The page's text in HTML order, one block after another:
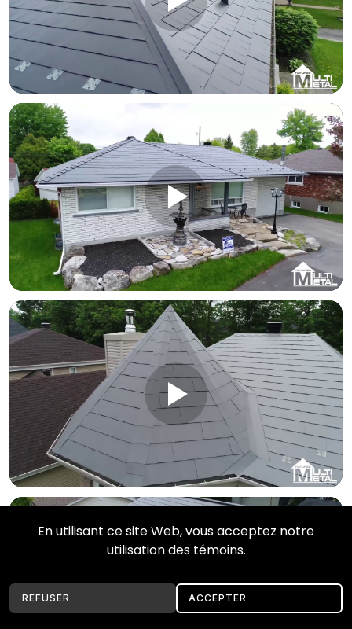
En utilisant ce site Web, vous acceptez notre
utilisation des témoins.
REFUSER ACCEPTER